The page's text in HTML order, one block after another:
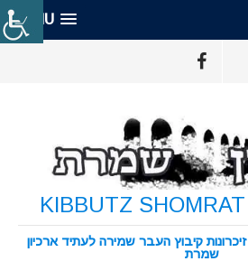
MENU
ARCHION SHOMRAT זיכרונות קיבוץ העבר שמירה לעתיד ארכיון
שמרת